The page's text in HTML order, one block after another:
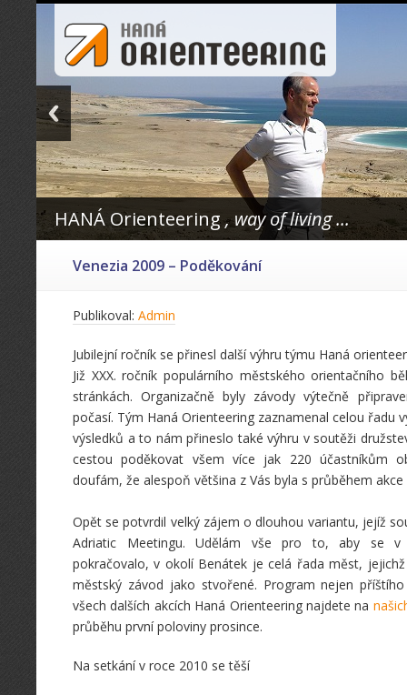
HANÁ Orienteering, way of living ...
Venezia 2009 – Poděkování
Publikoval: Admin
Jubilejní ročník se přinesl další výhru týmu Haná
Již XXX. ročník populárního městského orientačního
stránkách. Organizačně byly závody výtečně
počasí. Tým Haná Orienteering zaznamenal celou řadu
výsledků a to nám přineslo také výhru v soutěži
cestou poděkovat všem více jak 220 účastníkům
doufám, že alespoň většina z Vás byla s průběhem
Opět se potvrdil velký zájem o dlouhou variantu, jejíž
Adriatic Meetingu. Udělám vše pro to, aby se v
pokračovalo, v okolí Benátek je celá řada měst,
městský závod jako stvořené. Program nejen
všech dalších akcích Haná Orienteering najdete na
průběhu první poloviny prosince.
Na setkání v roce 2010 se těší